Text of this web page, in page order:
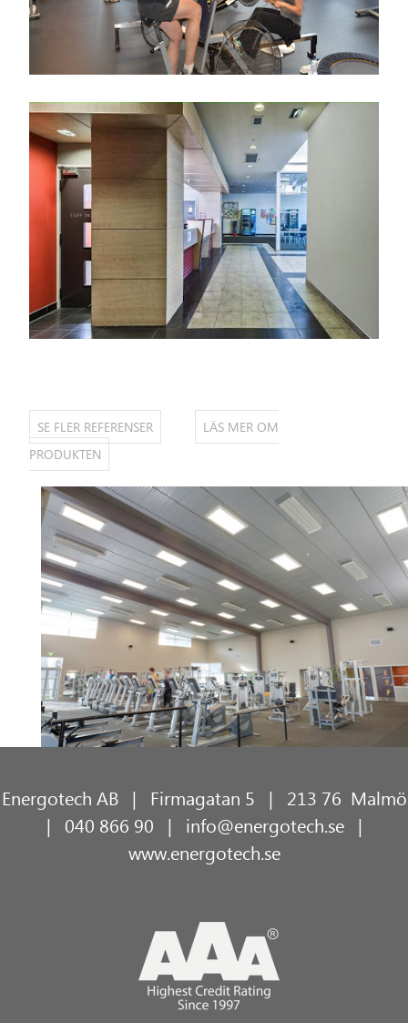
SE FLER REFERENSER
LÄS MER OM
PRODUKTEN
Energotech AB | Firmagatan 5 | 213 76 Malmö
| 040 866 90 | info@energotech.se|
www.energotech.se